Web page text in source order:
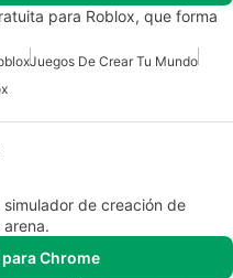
para Roblox, que forma
Juegos De Crear Tu Mundo
de creación de
Chrome